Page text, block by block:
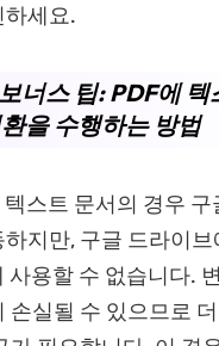
하세요.
너스 팁: PDF에 텍
을 수행하는 방법
텍스트 문서의 경우 구
지만, 구글 드라이브
사용할 수 없습니다.
손실될 수 있으므로